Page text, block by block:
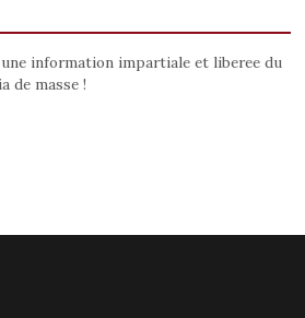
information impartiale et liberee du
de masse !